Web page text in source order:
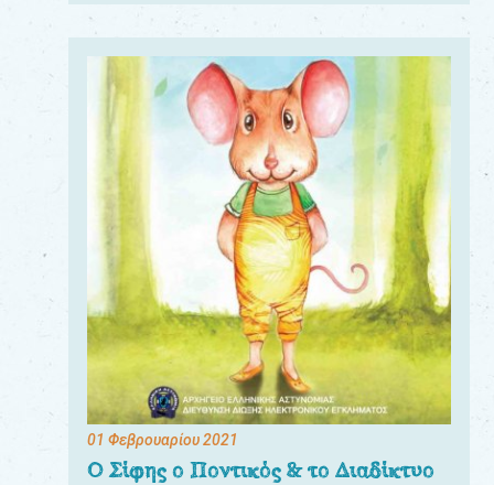
01 Φεβρουαρίου 2021
Ο Σίφης ο Ποντικός & το Διαδίκτυο